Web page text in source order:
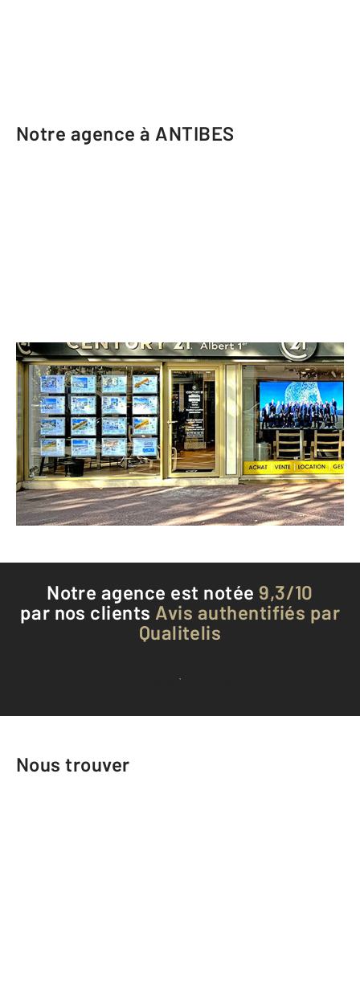
Notre agence à ANTIBES
CENTURY 21 Albert 1er
8 boulevard Albert 1er
ANTIBES - 06600
Envoyer un message
Téléphoner à l'agence
Notre agence est notée 9,3/10
par nos clients Avis authentifiés par
Qualitelis
Voir tous les avis clients
Nous trouver